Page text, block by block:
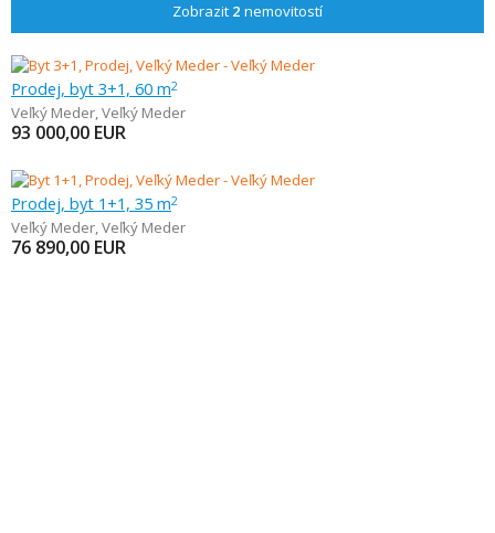
Zobrazit 2 nemovitostí
Prodej, byt 3+1, 60 m2
Veľký Meder,Veľký Meder
93 000,00 EUR
Prodej, byt 1+1, 35 m2
Veľký Meder,Veľký Meder
76 890,00 EUR